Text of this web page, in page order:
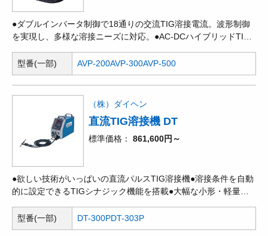
水装:Y×-09KGC1、アルゴンガス調整器:Y×-251A、TIG溶接用ト
ーチ:80~500Aの種、リモコン:YC-30 lU RTRK1(5mケーブル
ル)。
●ダブルインバータ制御で18通りの交流TIG溶接電流。波形制御
を実現し、多様な溶接ニーズに対応。●AC-DCハイブリッドTIG
TIG アーク。電極の消耗を大幅に低減。●AC矩形波TIG溶接:AC
標準波形、ACハード波形。●AC正弦波TIG溶接:AC ソフト波形。
●AC-DCハイブリッドTIG溶接による深溶け込みと電極消耗低減
で高能率アルミ溶接を実現。●交直両用バルスTIG:均一で美しい
裏波溶接、異種金属、板厚違い、ギャップのあるワークなどもラ
クラク溶接。極薄板溶接での作業性が向上。●直流TIG溶接:高速
インバータ制御により全電流範囲で、常にアークを安定。●直流
手溶接:直流手溶接もスパッタの少ない溶接品質を実現。●使い易
型番(一部) AVP-200AVP-300AVP-500
（株）ダイヘン
直流TIG溶接機 DT
標準価格 861,600円～
●欲しい技術がいっぱいの直流パルスTIG溶接機●溶接条件を自動
的に設定できるTIGシナジック機能を搭載●大幅な小形・軽量化
向上●操作性・視認性が大きく向上●粉塵の侵入防止や急な降雨に
も対応。
型番(一部) DT-300PDT-303P